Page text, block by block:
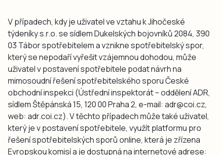
V případech, kdy je uživatel ve vztahu k Jihočeské
týdeníky s.r.o. se sídlem Dukelských bojovníků 2084, 390
03 Tábor spotřebitelem a vznikne spotřebitelský spor,
který se nepodaří vyřešit vzájemnou dohodou, může
uživatel v postavení spotřebitele podat návrh na
mimosoudní řešení spotřebitelského sporu České
obchodní inspekci (Ústřední inspektorát – oddělení ADR,
sídlem Štěpánská 15, 120 00 Praha 2, e-mail: adr@coi.cz,
web: adr.coi.cz). V těchto případech může také uživatel,
který je v postavení spotřebitele, využít platformu pro
řešení spotřebitelských sporů online, která je zřízena
Evropskou komisí a je dostupná na internetové adrese: